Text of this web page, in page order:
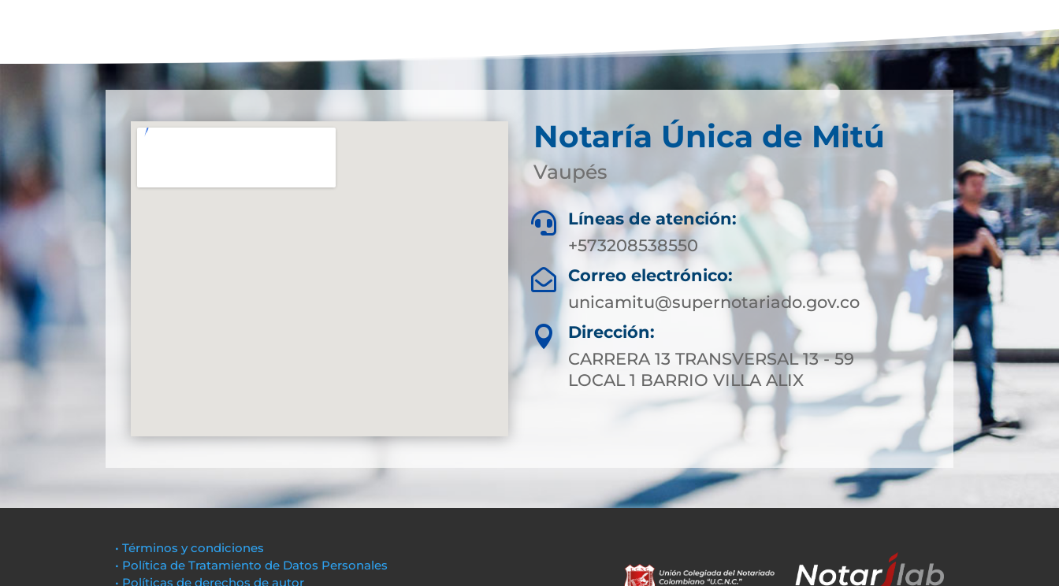
Notaría Única de Mitú
Vaupés

Líneas de atención:
+573208538550
 Correo electrónico:
unicamitu@supernotariado.gov.co

Dirección:
CARRERA 13 TRANSVERSAL 13 - 59
LOCAL 1 BARRIO VILLA ALIX
• Términos y condiciones
• Política de Tratamiento de Datos Personales
• Políticas de derechos de autor